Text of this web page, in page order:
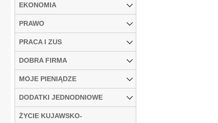
EKONOMIA
PRAWO
PRACA I ZUS
DOBRA FIRMA
MOJE PIENIĄDZE
DODATKI JEDNODNIOWE
ŻYCIE KUJAWSKO-